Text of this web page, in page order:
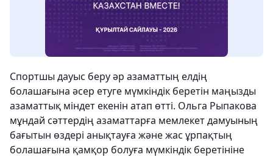
Спортшы дауыс беру әр азаматтың елдің
болашағына әсер етуге мүмкіндік беретін маңызды
азаматтық міндет екенін атап өтті. Ольга Рыпакова
мұндай сәттердің азаматтарға мемлекет дамуының
бағытын өздері анықтауға және жас ұрпақтың
болашағына қамқор болуға мүмкіндік беретініне